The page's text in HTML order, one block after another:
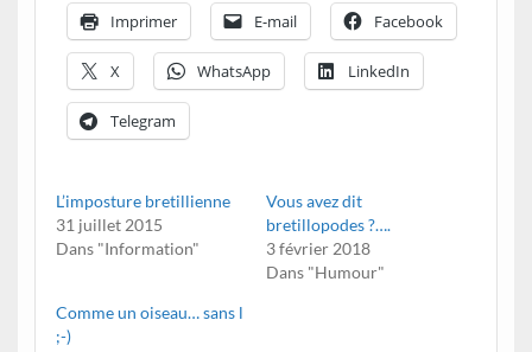
Imprimer E-mail Facebook
X WhatsApp LinkedIn
Telegram
L’imposture bretillienne
31 juillet 2015
Dans "Information"
Vous avez dit
bretillopodes ?….
3 février 2018
Dans "Humour"
Comme un oiseau… sans l
;-)